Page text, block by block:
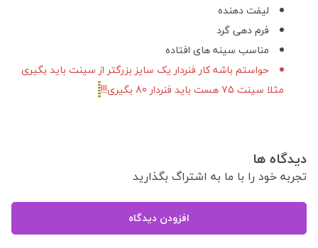
لیفت دهنده
فرم دهی گرد
مناسب سینه های افتاده
حواستم باشه کار فنردار یک سایز بزرگتر از سینت باید بگیری
مثلا سینت 75 هست باید فنردار 80 بگیری!!!
دیدگاه ها
تجربه خود را با ما به اشتراگ بگذارید
افزودن دیدگاه